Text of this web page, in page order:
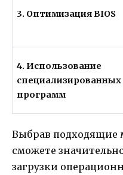
3. Оптимизация BIOS
4. Использование
специализированных
программ
Выбрав подходящие
сможете
загрузки